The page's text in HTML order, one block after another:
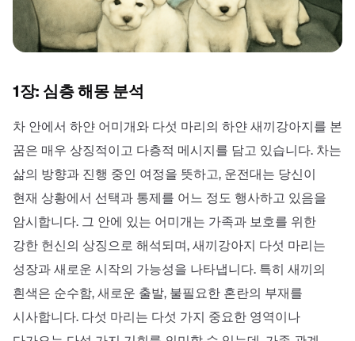
1장: 심층 해몽 분석
차 안에서 하얀 어미개와 다섯 마리의 하얀 새끼강아지를 본
꿈은 매우 상징적이고 다층적 메시지를 담고 있습니다. 차는
삶의 방향과 진행 중인 여정을 뜻하고, 운전대는 당신이
현재 상황에서 선택과 통제를 어느 정도 행사하고 있음을
암시합니다. 그 안에 있는 어미개는 가족과 보호를 위한
강한 헌신의 상징으로 해석되며, 새끼강아지 다섯 마리는
성장과 새로운 시작의 가능성을 나타냅니다. 특히 새끼의
흰색은 순수함, 새로운 출발, 불필요한 혼란의 부재를
시사합니다. 다섯 마리는 다섯 가지 중요한 영역이나